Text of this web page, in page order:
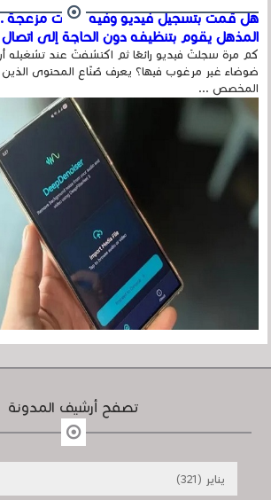
هل قمت بتسجيل فيديو وفيه أصوت مزعجة ..
المذهل يقوم بتنظيفه دون الحاجة إلى اتصال
كم مرة سجلتَ فيديو رائعًا ثم اكتشفتَ عند
ضوضاء غير مرغوب فيها؟ يعرف صُنّاع المحتوى
المخصص ...
تصفح أرشيف المدونة